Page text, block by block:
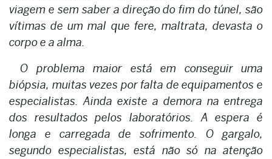
viagem e sem saber a direção do fim do túnel, são
vítimas de um mal que fere, maltrata, devasta o
corpo e a alma.
O problema maior está em conseguir uma
biópsia, muitas vezes por falta de equipamentos e
especialistas. Ainda existe a demora na entrega
dos resultados pelos laboratórios. A espera é
longa e carregada de sofrimento. O gargalo,
segundo especialistas, está não só na atenção